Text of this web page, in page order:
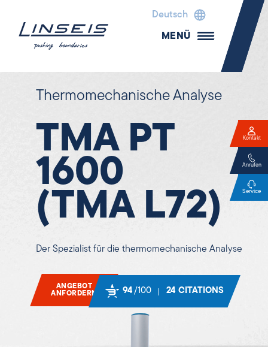
Deutsch
MENÜ
Thermomechanische Analyse
TMA PT
1600
(TMA L72)
Der Spezialist für die thermomechanische Analyse
ANGEBOT
ANFORDERN
94 /100 24 CITATIONS
Kontakt
Anrufen
Service